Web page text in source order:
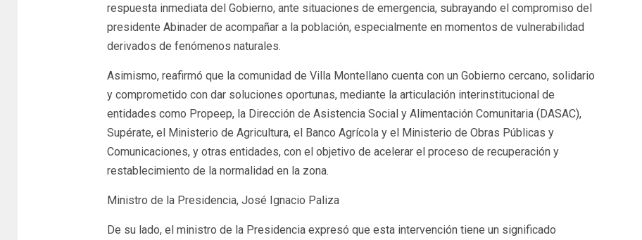
respuesta inmediata del Gobierno, ante situaciones de emergencia, subrayando el compromiso del
presidente Abinader de acompañar a la población, especialmente en momentos de vulnerabilidad
derivados de fenómenos naturales.
Asimismo, reafirmó que la comunidad de Villa Montellano cuenta con un Gobierno cercano, solidario
y comprometido con dar soluciones oportunas, mediante la articulación interinstitucional de
entidades como Propeep, la Dirección de Asistencia Social y Alimentación Comunitaria (DASAC),
Supérate, el Ministerio de Agricultura, el Banco Agrícola y el Ministerio de Obras Públicas y
Comunicaciones, y otras entidades, con el objetivo de acelerar el proceso de recuperación y
restablecimiento de la normalidad en la zona.
Ministro de la Presidencia, José Ignacio Paliza
De su lado, el ministro de la Presidencia expresó que esta intervención tiene un significado